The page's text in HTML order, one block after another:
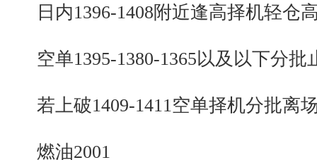
日内1396-1408附近逢高择机轻仓
空单1395-1380-1365以及以下分批
若上破1409-1411空单择机分批离
燃油2001